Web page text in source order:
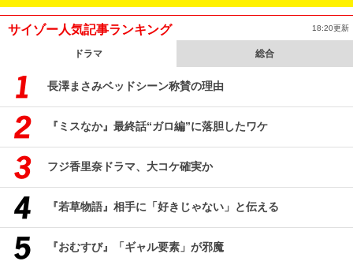
サイゾー人気記事ランキング 18:20更新
ドラマ 総合
長澤まさみベッドシーン称賛の理由
『ミスなか』最終話“ガロ編”に落胆したワケ
フジ香里奈ドラマ、大コケ確実か
『若草物語』相手に「好きじゃない」と伝える
『おむすび』「ギャル要素」が邪魔